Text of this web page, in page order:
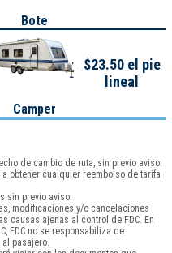
Bote
Camper
$23.50 el pie
lineal
de cambio de ruta, sin previo aviso.
obtener cualquier reembolso de tarifa
sin previo aviso.
modificaciones y/o cancelaciones
causas ajenas al control de FDC. En
FDC no se responsabiliza de
pasajero.